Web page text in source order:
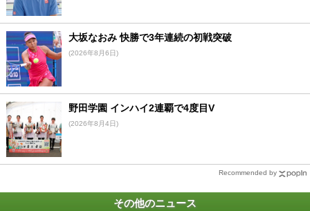
大坂なおみ 快勝で3年連続の初戦突破
(2026年8月6日)
野田学園 インハイ2連覇で4度目V
(2026年8月4日)
Recommended by
その他のニュース